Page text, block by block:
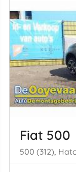
Fiat 500
500 (312),